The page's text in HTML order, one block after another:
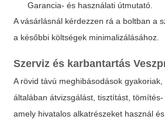
Garancia- és használati útmutató.
A vásárlásnál kérdezzen rá a boltban a
a későbbi költségek minimalizálásához.
Szerviz és karbantartás
A rövid távú meghibásodások
általában átvizsgálást, tisztítást,
amely hivatalos alkatrészeket használ